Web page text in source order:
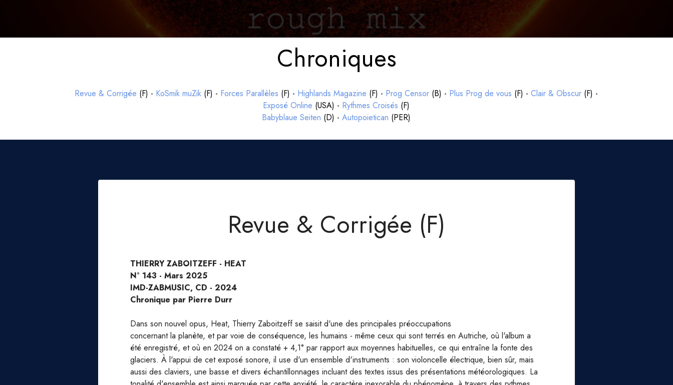
Chroniques
Revue & Corrigée (F) - KoSmik muZik (F) - Forces Parallèles (F) - Highlands Magazine (F) - Prog Censor (B) - Plus Prog de vous (F) -Clair & Obscur (F) -
Exposé Online (USA) - Rythmes Croisés (F)
Babyblaue Seiten (D) -Autopoietican (PER)
Revue & Corrigée (F)
THIERRY ZABOITZEFF - HEAT
N° 143 - Mars 2025
IMD-ZABMUSIC, CD - 2024
Chronique par Pierre Durr
Dans son nouvel opus, Heat, Thierry Zaboitzeff se saisit d'une des principales préoccupations
concernant la planète, et par voie de conséquence, les humains - même ceux qui sont terrés en Autriche, où l'album a
été enregistré, et où en 2024 on a constaté + 4,1° par rapport aux moyennes habituelles, ce qui entraîne la fonte des
glaciers. À l'appui de cet exposé sonore, il use d'un ensemble d'instruments : son violoncelle électrique, bien sûr, mais
aussi des claviers, une basse et divers échantillonnages incluant des textes issus des présentations météorologiques. La